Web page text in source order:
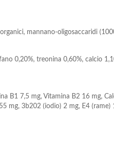
mannano-oligosaccaridi
0,20%, treonina 0,60%, calcio
B1 7,5 mg, Vitamina B2 16 mg,
mg, 3b202 (iodio) 2 mg, E4 (rame)